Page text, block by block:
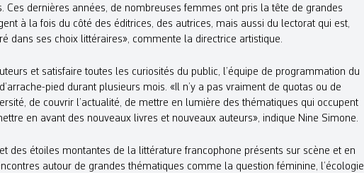
Ces dernières années, de nombreuses femmes ont pris la tête de grandes
à la fois du côté des éditrices, des autrices, mais aussi du lectorat qui est,
dans ses choix littéraires», commente la directrice artistique.
et satisfaire toutes les curiosités du public, l’équipe de programmation du
pied durant plusieurs mois. «Il n’y a pas vraiment de quotas ou de
de couvrir l’actualité, de mettre en lumière des thématiques qui occupent
en avant des nouveaux livres et nouveaux auteurs», indique Nine Simone.
des étoiles montantes de la littérature francophone présents sur scène et en
autour de grandes thématiques comme la question féminine, l’écologie